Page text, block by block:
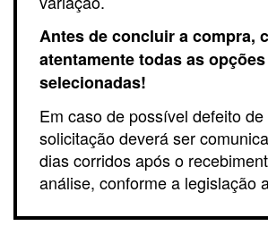
Antes de concluir a compra,
atentamente todas as opções
selecionadas!
Em caso de possível defeito
solicitação deverá ser
dias corridos após o
análise, conforme a legislação